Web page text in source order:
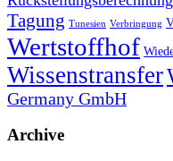
Tagung Tunesien Verbringung
Wertstoffhof
Wissenstransfer
Germany GmbH
Archive